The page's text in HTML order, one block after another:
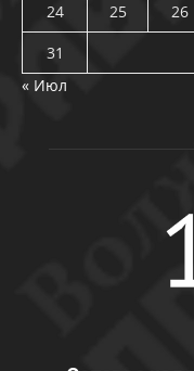
24
25 26
31
« Июл